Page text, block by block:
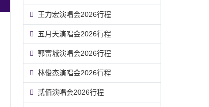
王力宏演唱会2026行程
五月天演唱会2026行程
郭富城演唱会2026行程
林俊杰演唱会2026行程
贰佰演唱会2026行程